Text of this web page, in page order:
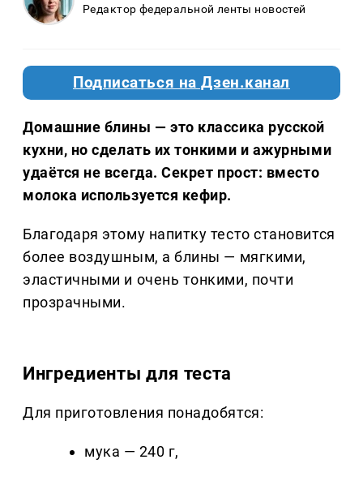
Редактор федеральной ленты новостей
Подписаться на Дзен.канал
Домашние блины — это классика русской
кухни, но сделать их тонкими и ажурными
удаётся не всегда. Секрет прост: вместо
молока используется кефир.
Благодаря этому напитку тесто становится
более воздушным, а блины — мягкими,
эластичными и очень тонкими, почти
прозрачными.
Ингредиенты для теста
Для приготовления понадобятся:
мука — 240 г,